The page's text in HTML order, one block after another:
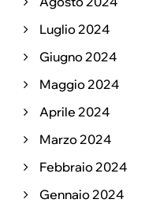
Luglio 2024
Giugno 2024
Maggio 2024
Aprile 2024
Marzo 2024
Febbraio 2024
Gennaio 2024